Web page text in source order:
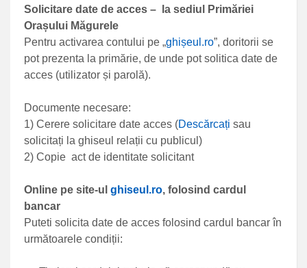
Solicitare date de acces – la sediul Primăriei
Orașului Măgurele
Pentru activarea contului pe „ghișeul.ro”, doritorii se
pot prezenta la primărie, de unde pot solitica date de
acces (utilizator și parolă).
Documente necesare:
1) Cerere solicitare date acces (Descărcați sau
solicitați la ghiseul relații cu publicul)
2) Copie act de identitate solicitant
Online pe site-ul ghiseul.ro, folosind cardul
bancar
Puteti solicita date de acces folosind cardul bancar în
următoarele condiții: